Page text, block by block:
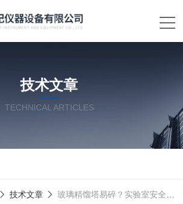
技术文章
TECHNICAL ARTICLES
技术文章 玻璃精馏塔易碎？实验室安全操作与防爆措施